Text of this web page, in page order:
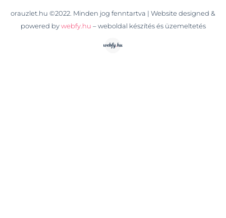
orauzlet.hu ©2022. Minden jog fenntartva | Website designed &
powered by webfy.hu – weboldal készítés és üzemeltetés